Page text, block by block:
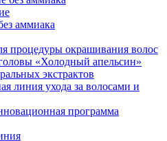
аммиака
процедуры окрашивания волос
«Холодный апельсин»
экстрактов
линия ухода за волосами и
программа